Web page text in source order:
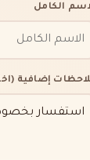
الكامل
إضافية